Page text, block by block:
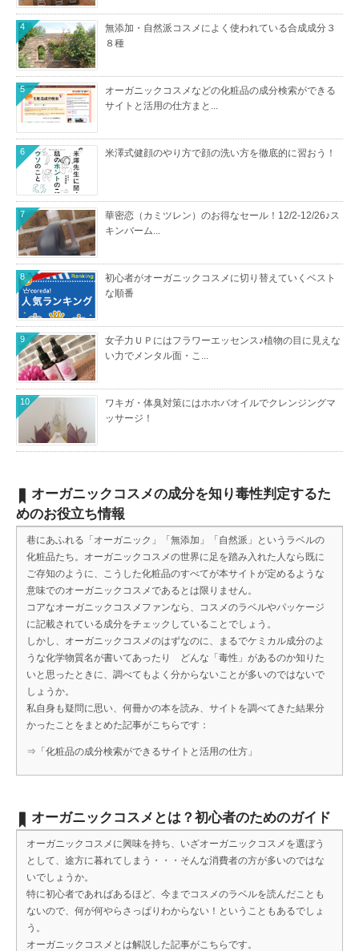
無添加・自然派コスメによく使われている合成成分３
８種
4
オーガニックコスメなどの化粧品の成分検索ができる
サイトと活用の仕方まと...
5
米澤式健顔のやり方で顔の洗い方を徹底的に習おう！
6
華密恋（カミツレン）のお得なセール！12/2-12/26♪ス
キンバーム...
7
初心者がオーガニックコスメに切り替えていくベスト
な順番
8
女子力ＵＰにはフラワーエッセンス♪植物の目に見えな
い力でメンタル面・こ...
9
ワキガ・体臭対策にはホホバオイルでクレンジングマ
ッサージ！
10
オーガニックコスメの成分を知り毒性判定するた
めのお役立ち情報
巷にあふれる「オーガニック」「無添加」「自然派」というラベルの
化粧品たち。オーガニックコスメの世界に足を踏み入れた人なら既に
ご存知のように、こうした化粧品のすべてが本サイトが定めるような
意味でのオーガニックコスメであるとは限りません。
コアなオーガニックコスメファンなら、コスメのラベルやパッケージ
に記載されている成分をチェックしていることでしょう。
しかし、オーガニックコスメのはずなのに、まるでケミカル成分のよ
うな化学物質名が書いてあったり どんな「毒性」があるのか知りた
いと思ったときに、調べてもよく分からないことが多いのではないで
しょうか。
私自身も疑問に思い、何冊かの本を読み、サイトを調べてきた結果分
かったことをまとめた記事がこちらです：
⇒ 「化粧品の成分検索ができるサイトと活用の仕方」
オーガニックコスメとは？初心者のためのガイド
オーガニックコスメに興味を持ち、いざオーガニックコスメを選ぼう
として、途方に暮れてしまう・・・そんな消費者の方が多いのではな
いでしょうか。
特に初心者であればあるほど、今までコスメのラベルを読んだことも
ないので、何が何やらさっぱりわからない！ということもあるでしょ
う。
オーガニックコスメとは解説した記事がこちらです。